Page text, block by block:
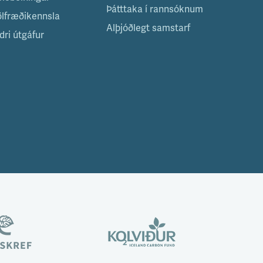
útgáfur
Þátttaka í rannsóknum
Alþjóðlegt samstarf